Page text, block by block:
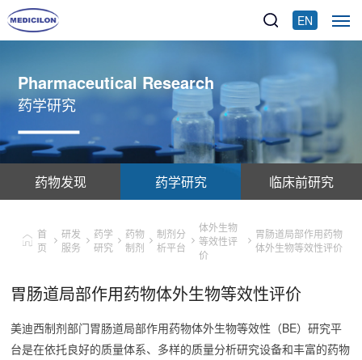
EN
Pharmaceutical Research
药学研究
药物发现 药学研究 临床前研究
首
页
研发
服务
药学
研究
药物
制剂
制剂分
析平台
体外生物
等效性评
价
胃肠道局部作用药物
体外生物等效性评价
胃肠道局部作用药物体外生物等效性评价
美迪西制剂部门胃肠道局部作用药物体外生物等效性（BE）研究平
台是在依托良好的质量体系、多样的质量分析研究设备和丰富的药物